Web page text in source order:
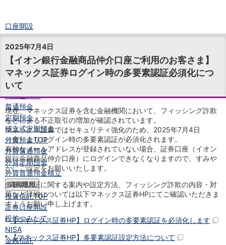
口座開設
ログイン
チャット
メニュー
商品・サービス
預金
円預金TOP
普通預金
定期預金
積立式定期預金
外貨預金TOP
外貨普通預金
外貨定期預金
外貨普通預金積立
資産運用
投資信託TOP
証券口座開設
投信つみたて
NISA
金銭信託
2025年7月4日
【イオン銀行金融商品仲介口座ご利用のお客さま】
マネックス証券ログイン時の多要素認証必須化につ
いて
現在、マネックス証券を含む金融機関において、フィッシング詐欺
などによる不正取引の増加が確認されています。
マネックス証券ではセキュリティ強化のため、2025年7月4日
（金）よりログイン時の多要素認証が必須化されます。
有効なメールアドレスが登録されていない場合、証券口座（イオン
銀行金融商品仲介口座）にログインできなくなりますので、すみや
かにご設定をお願いいたします。
多要素認証に関する案内や設定方法、フィッシング詐欺の内容・対
策など詳細については以下マネックス証券HPにてご確認いただきま
すようお願い申し上げます。
【マネックス証券HP】ログイン時の多要素認証を必須化します
【マネックス証券HP】多要素認証設定方法について